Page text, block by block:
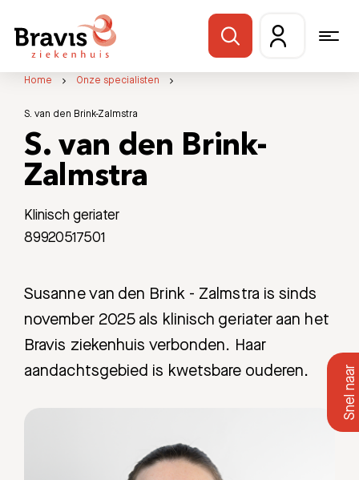
Home Onze specialisten
S. van den Brink-Zalmstra
S. van den Brink-
Zalmstra
Klinisch geriater
89920517501
Susanne van den Brink - Zalmstra is sinds
november 2025 als klinisch geriater aan het
Bravis ziekenhuis verbonden. Haar
aandachtsgebied is kwetsbare ouderen.